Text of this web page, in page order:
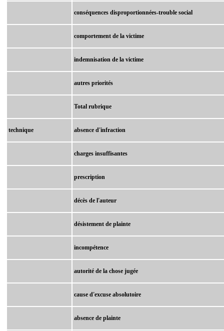
conséquences disproportionnées-trouble social
comportement de la victime
indemnisation de la victime
autres priorités
Total rubrique
technique absence d'infraction
charges insuffisantes
prescription
décès de l'auteur
désistement de plainte
incompétence
autorité de la chose jugée
cause d'excuse absolutoire
absence de plainte